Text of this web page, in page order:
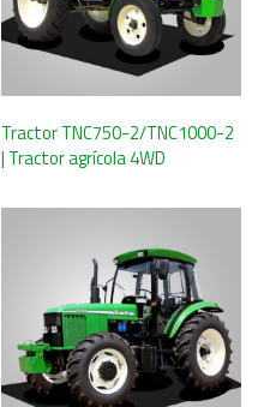
Tractor TNC750-2/TNC1000-2
| Tractor agrícola 4WD